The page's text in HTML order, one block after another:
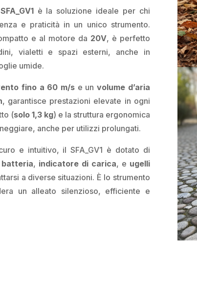
SFA_GV1è la soluzione ideale per chi
e praticità in un unico strumento.
e al motore da 20V, è perfetto
vialetti e spazi esterni, anche in
umide.
fino a 60 m/se unvolume d’aria
, garantisce prestazioni elevate in ogni
(solo 1,3 kg) e la struttura ergonomica
anche per utilizzi prolungati.
e intuitivo, il SFA_GV1 è dotato di
, indicatore di carica, e ugelli
a diverse situazioni. È lo strumento
un alleato silenzioso, efficiente e